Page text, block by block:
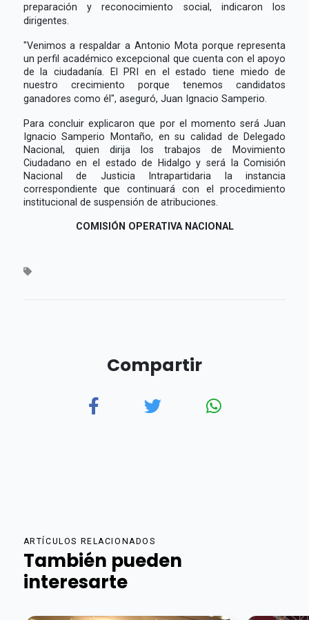
preparación y reconocimiento social, indicaron los
dirigentes.
"Venimos a respaldar a Antonio Mota porque representa
un perfil académico excepcional que cuenta con el apoyo
de la ciudadanía. El PRI en el estado tiene miedo de
nuestro crecimiento porque tenemos candidatos
ganadores como él", aseguró, Juan Ignacio Samperio.
Para concluir explicaron que por el momento será Juan
Ignacio Samperio Montaño, en su calidad de Delegado
Nacional, quien dirija los trabajos de Movimiento
Ciudadano en el estado de Hidalgo y será la Comisión
Nacional de Justicia Intrapartidaria la instancia
correspondiente que continuará con el procedimiento
institucional de suspensión de atribuciones.
COMISIÓN OPERATIVA NACIONAL
Compartir
ARTÍCULOS RELACIONADOS
También pueden
interesarte